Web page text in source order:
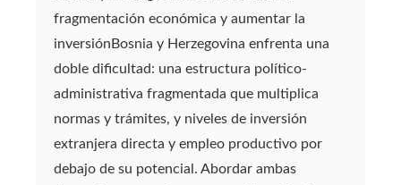
fragmentación económica y aumentar la
inversiónBosnia y Herzegovina enfrenta una
doble dificultad: una estructura político-
administrativa fragmentada que multiplica
normas y trámites, y niveles de inversión
extranjera directa y empleo productivo por
debajo de su potencial. Abordar ambas